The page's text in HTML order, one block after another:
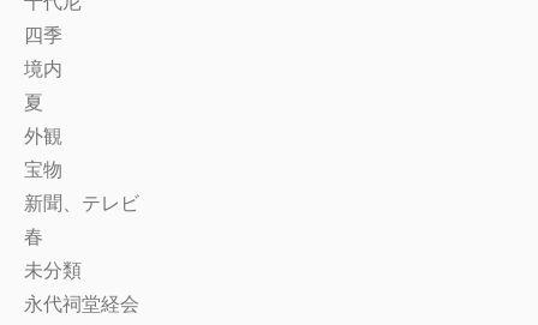
四季
境内
夏
外観
宝物
新聞、テレビ
春
未分類
永代祠堂経会